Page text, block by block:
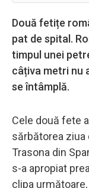
Două fetițe
pat de spital.
timpul unei
câțiva metri nu
se întâmplă.
Cele două fete
sărbătorea ziua
Trasona din
s-a apropiat
clipa